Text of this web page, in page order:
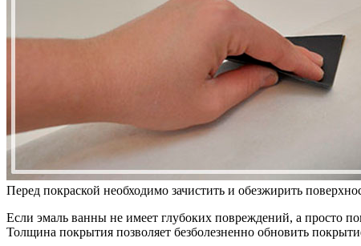
Перед покраской необходимо зачистить и обезжирить
Если эмаль ванны не имеет глубоких повреждений, а просто
Толщина покрытия позволяет безболезненно обновить